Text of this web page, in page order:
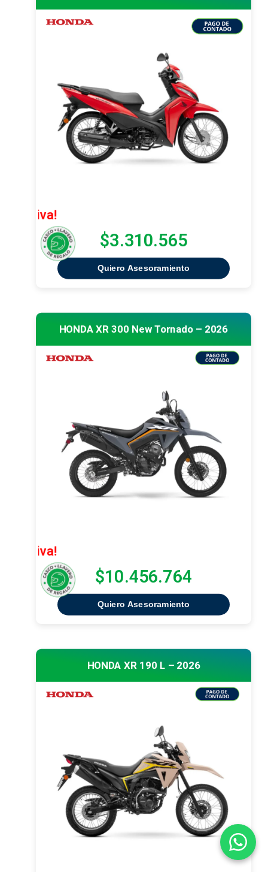
$3.310.565
Quiero Asesoramiento
HONDA XR 300 New Tornado – 2026
$10.456.764
Quiero Asesoramiento
HONDA XR 190 L – 2026